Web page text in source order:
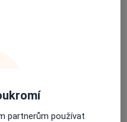
není aktivní
pacienty na pojišťovnu
partnerům používat